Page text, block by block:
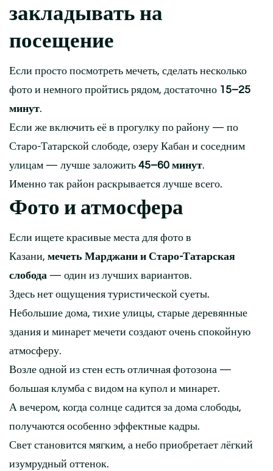
закладывать на
посещение
Если просто посмотреть мечеть, сделать несколько
фото и немного пройтись рядом, достаточно 15–25
минут.
Если же включить её в прогулку по району — по
Старо-Татарской слободе, озеру Кабан и соседним
улицам — лучше заложить 45–60 минут.
Именно так район раскрывается лучше всего.
Фото и атмосфера
Если ищете красивые места для фото в
Казани, мечеть Марджани и Старо-Татарская
слобода — один из лучших вариантов.
Здесь нет ощущения туристической суеты.
Небольшие дома, тихие улицы, старые деревянные
здания и минарет мечети создают очень спокойную
атмосферу.
Возле одной из стен есть отличная фотозона —
большая клумба с видом на купол и минарет.
А вечером, когда солнце садится за дома слободы,
получаются особенно эффектные кадры.
Свет становится мягким, а небо приобретает лёгкий
изумрудный оттенок.